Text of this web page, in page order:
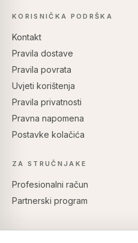
KORISNIČKA PODRŠKA
Kontakt
Pravila dostave
Pravila povrata
Uvjeti korištenja
Pravila privatnosti
Pravna napomena
Postavke kolačića
ZA STRUČNJAKE
Profesionalni račun
Partnerski program